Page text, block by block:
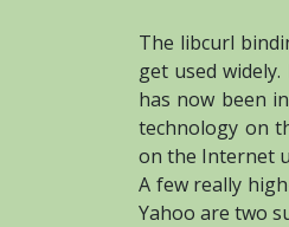
The libcurl
get used
has now been
technology on
on the Internet
A few really
Yahoo are two